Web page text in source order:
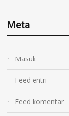
Meta
Masuk
Feed entri
Feed komentar